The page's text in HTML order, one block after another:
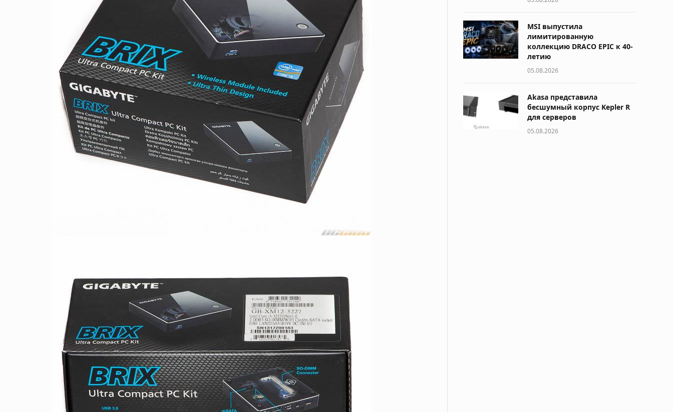
MSI выпустила
лимитированную
коллекцию DRACO EPIC к 40-
летию
05.08.2026
Akasa представила
бесшумный корпус Kepler R
для серверов
05.08.2026